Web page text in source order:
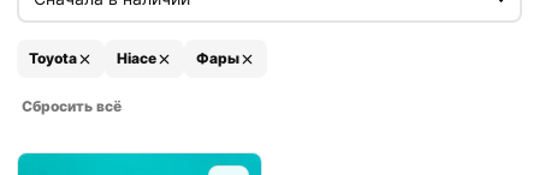
Toyota Hiace Фары
Сбросить всё